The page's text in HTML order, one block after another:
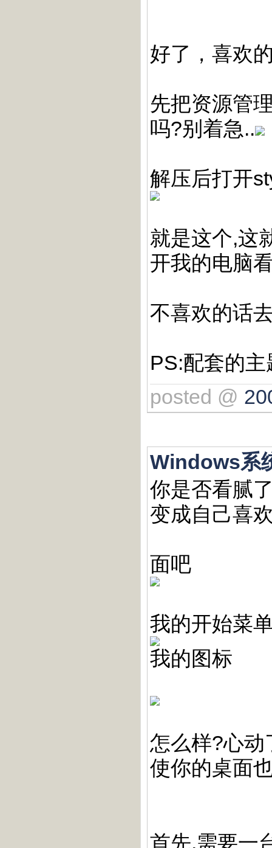
好了，喜欢
先把资源管
吗?别着急..
解压后打开
就是这个,这
开我的电脑
不喜欢的话
PS:配套的
posted @
Windows系
你是否看腻
变成自己喜
面吧
我的开始菜
我的图标
怎么样?心动
使你的桌面
首先,需要一